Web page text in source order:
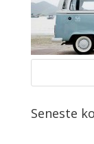
Seneste